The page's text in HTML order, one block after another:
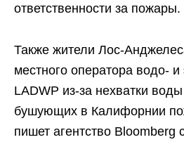
ответственности за пожары.
Также жители Лос-
местного оператора водо-
LADWP из-за нехватки
бушующих в Калифорнии
пишет агентство Bloomberg